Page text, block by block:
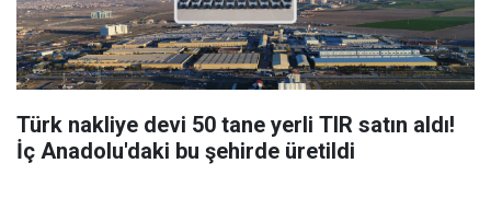
Türk nakliye devi 50 tane yerli TIR satın aldı!
İç Anadolu'daki bu şehirde üretildi